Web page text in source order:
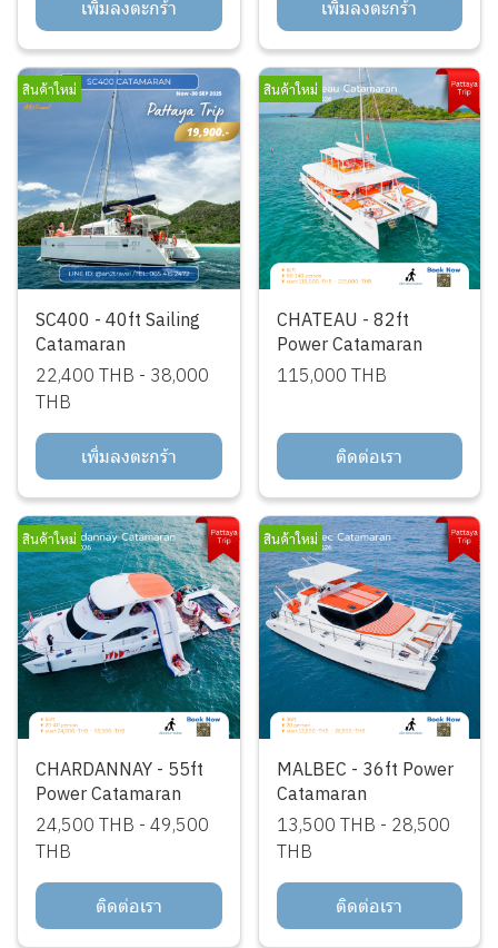
เพิ่มลงตะกร้า เพิ่มลงตะกร้า
สินค้าใหม่
SC400 - 40ft Sailing
Catamaran
22,400 THB - 38,000
THB
เพิ่มลงตะกร้า
สินค้าใหม่
CHATEAU - 82ft
Power Catamaran
115,000 THB
ติดต่อเรา
สินค้าใหม่
CHARDANNAY - 55ft
Power Catamaran
24,500 THB - 49,500
THB
ติดต่อเรา
สินค้าใหม่
MALBEC - 36ft Power
Catamaran
13,500 THB - 28,500
THB
ติดต่อเรา